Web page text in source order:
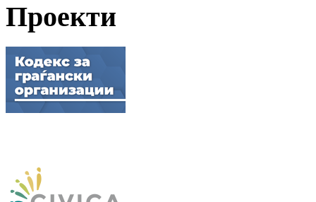
Проекти